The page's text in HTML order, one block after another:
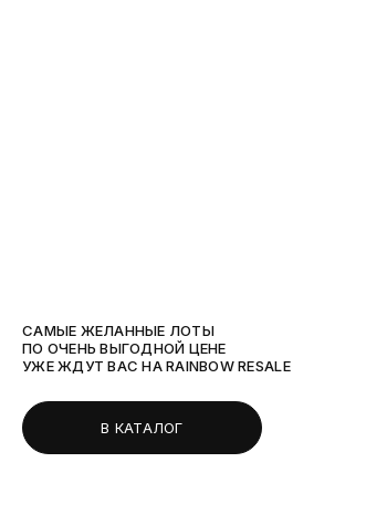
САМЫЕ ЖЕЛАННЫЕ ЛОТЫ
ПО ОЧЕНЬ ВЫГОДНОЙ ЦЕНЕ
УЖЕ ЖДУТ ВАС НА RAINBOW RESALE
В КАТАЛОГ